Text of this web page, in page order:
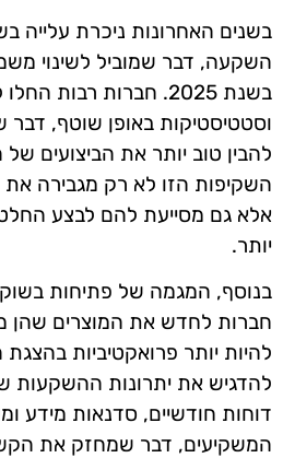
בשנים האחרונות ניכרת עלייה
השקעה, דבר שמוביל לשינוי
בשנת 2025. חברות רבות
וסטטיסטיקות באופן שוטף,
להבין טוב יותר את הביצועים
השקיפות הזו לא רק מגבירה
אלא גם מסייעת להם לבצע
יותר.
בנוסף, המגמה של פתיחות
חברות לחדש את המוצרים שהן
להיות יותר פרואקטיביות
להדגיש את יתרונות ההשקעות
דוחות חודשיים, סדנאות מידע
המשקיעים, דבר שמחזק את